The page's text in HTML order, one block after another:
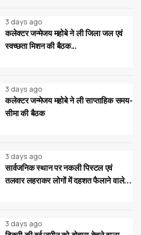
3 days ago
कलेक्टर जन्मेजय महोबे ने ली जिला जल एवं
स्वच्छता मिशन की बैठक...
3 days ago
कलेक्टर जन्मेजय महोबे ने ली साप्ताहिक समय-
सीमा की बैठक
3 days ago
सार्वजनिक स्थान पर नकली पिस्टल एवं
तलवार लहराकर लोगों में दहशत फैलाने वाले
3 days ago